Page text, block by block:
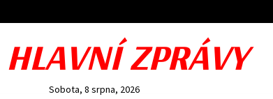
HLAVNÍ ZPRÁVY
Sobota, 8 srpna, 2026